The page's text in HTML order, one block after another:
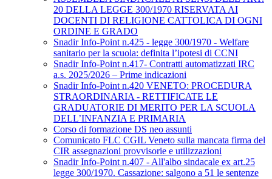
20 DELLA LEGGE 300/1970 RISERVATA AI
DOCENTI DI RELIGIONE CATTOLICA DI OGNI
ORDINE E GRADO
Snadir Info-Point n.425 - legge 300/1970 - Welfare
sanitario per la scuola: definita l’ipotesi di CCNI
Snadir Info-Point n.417- Contratti automatizzati IRC
a.s. 2025/2026 – Prime indicazioni
Snadir Info-Point n.420 VENETO: PROCEDURA
STRAORDINARIA - RETTIFICATE LE
GRADUATORIE DI MERITO PER LA SCUOLA
DELL’INFANZIA E PRIMARIA
Corso di formazione DS neo assunti
Comunicato FLC CGIL Veneto sulla mancata firma del
CIR assegnazioni provvisorie e utilizzazioni
Snadir Info-Point n.407 - All'albo sindacale ex art.25
legge 300/1970. Cassazione: salgono a 51 le sentenze